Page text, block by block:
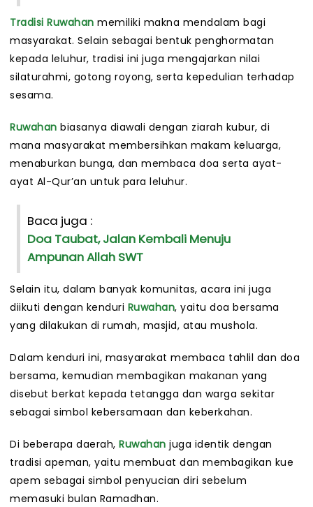
Tradisi Ruwahan memiliki makna mendalam bagi
masyarakat. Selain sebagai bentuk penghormatan
kepada leluhur, tradisi ini juga mengajarkan nilai
silaturahmi, gotong royong, serta kepedulian terhadap
sesama.
Ruwahan biasanya diawali dengan ziarah kubur, di
mana masyarakat membersihkan makam keluarga,
menaburkan bunga, dan membaca doa serta ayat-
ayat Al-Qur’an untuk para leluhur.
Baca juga :
Doa Taubat, Jalan Kembali Menuju
Ampunan Allah SWT
Selain itu, dalam banyak komunitas, acara ini juga
diikuti dengan kenduri Ruwahan, yaitu doa bersama
yang dilakukan di rumah, masjid, atau mushola.
Dalam kenduri ini, masyarakat membaca tahlil dan doa
bersama, kemudian membagikan makanan yang
disebut berkat kepada tetangga dan warga sekitar
sebagai simbol kebersamaan dan keberkahan.
Di beberapa daerah, Ruwahan juga identik dengan
tradisi apeman, yaitu membuat dan membagikan kue
apem sebagai simbol penyucian diri sebelum
memasuki bulan Ramadhan.